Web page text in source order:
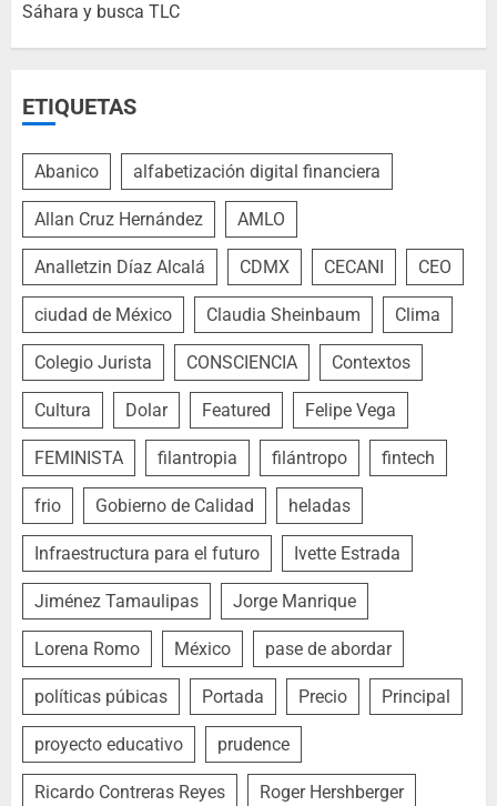
Sáhara y busca TLC
ETIQUETAS
Abanico alfabetización digital financiera
Allan Cruz Hernández AMLO
Analletzin Díaz Alcalá CDMX CECANI CEO
ciudad de México Claudia Sheinbaum Clima
Colegio Jurista CONSCIENCIA Contextos
Cultura Dolar Featured Felipe Vega
FEMINISTA filantropia filántropo fintech
frio Gobierno de Calidad heladas
Infraestructura para el futuro Ivette Estrada
Jiménez Tamaulipas Jorge Manrique
Lorena Romo México pase de abordar
políticas púbicas Portada Precio Principal
proyecto educativo prudence
Ricardo Contreras Reyes Roger Hershberger